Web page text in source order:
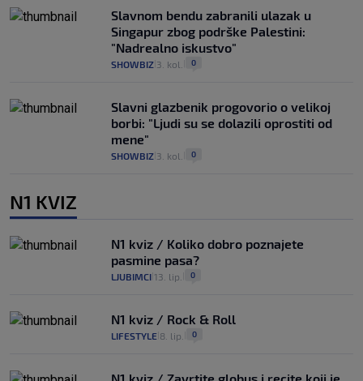
Slavnom bendu zabranili ulazak u
Singapur zbog podrške Palestini:
"Nadrealno iskustvo"
SHOWBIZ 3. kol. 0
Slavni glazbenik progovorio o velikoj
borbi: "Ljudi su se dolazili oprostiti od
mene"
SHOWBIZ 3. kol. 0
N1 KVIZ
N1 kviz / Koliko dobro poznajete
pasmine pasa?
LJUBIMCI 13. lip. 0
N1 kviz / Rock & Roll
LIFESTYLE 8. lip. 0